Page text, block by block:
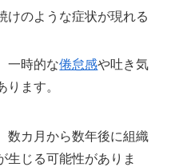
けのような症状が現れる
一時的な倦怠感や吐き気
ります。
数カ月から数年後に組織
生じる可能性がありま